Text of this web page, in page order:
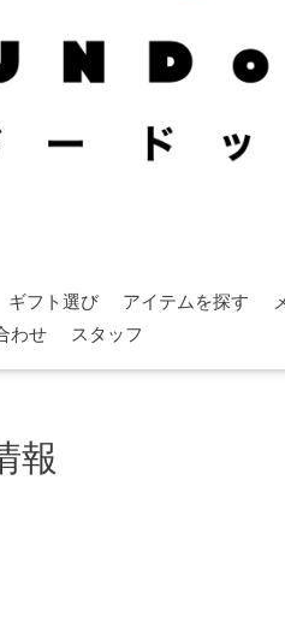
ギフト選び アイテムを探す
わせ スタッフ
報